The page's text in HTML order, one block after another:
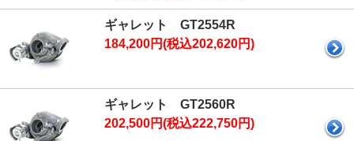
ギャレット GT2554R
184,200円(税込202,620円)
ギャレット GT2560R
202,500円(税込222,750円)